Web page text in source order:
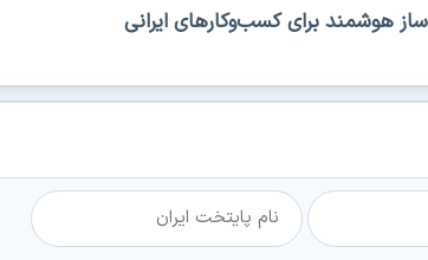
هوشمند برای کسب‌وکارهای ایرانی